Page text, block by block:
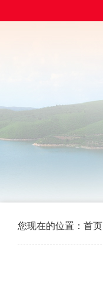
您现在的位置： 首页